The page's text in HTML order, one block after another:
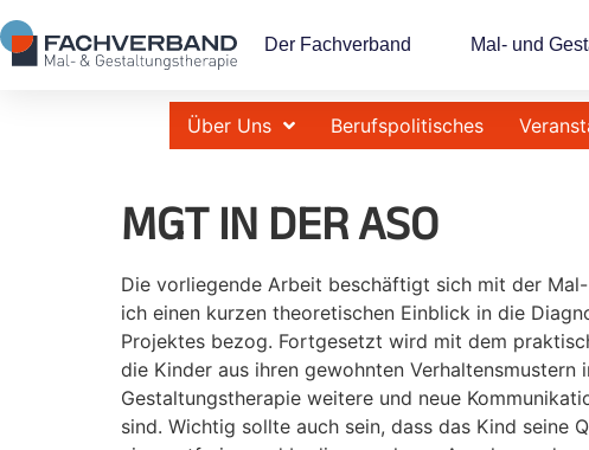
Der Fachverband Mal- und
Über Uns Berufspolitisches
MGT IN DER ASO
Die vorliegende Arbeit beschäftigt sich mit der
ich einen kurzen theoretischen Einblick in die
Projektes bezog. Fortgesetzt wird mit dem
die Kinder aus ihren gewohnten
Gestaltungstherapie weitere und neue
sind. Wichtig sollte auch sein, dass das Kind seine